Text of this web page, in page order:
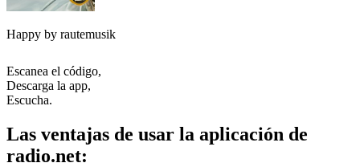
Happy by rautemusik
Escanea el código,
Descarga la app,
Escucha.
Las ventajas de usar la aplicación de
radio.net: